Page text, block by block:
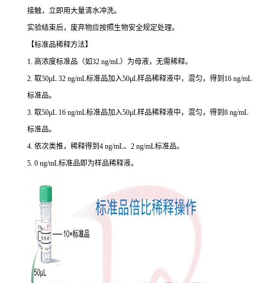
接触，立即用大量清水冲洗。
实验结束后，废弃物应按照生物安全规定处理。
【标准品稀释方法】
1. 高浓度标准品（如32 ng/mL）为母液，无需稀释。
2. 取50μL 32 ng/mL标准品加入50μL样品稀释液中，混匀，得到16 ng/mL
标准品。
3. 取50μL 16 ng/mL标准品加入50μL样品稀释液中，混匀，得到8 ng/mL
标准品。
4. 依次类推，稀释得到4 ng/mL、2 ng/mL标准品。
5. 0 ng/mL标准品即为样品稀释液。